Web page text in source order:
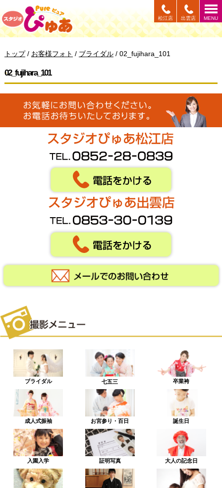
このページの本文へ
MENU
出雲店
松江店
現
の
トップ/ お客様フォト / ブライダル/ 02_fujihara_101
02_fujihara_101
ブライダル 七五三 卒業袴
成人式振袖 お宮参り・百日 誕生日
入園入学 証明写真 大人の記念日